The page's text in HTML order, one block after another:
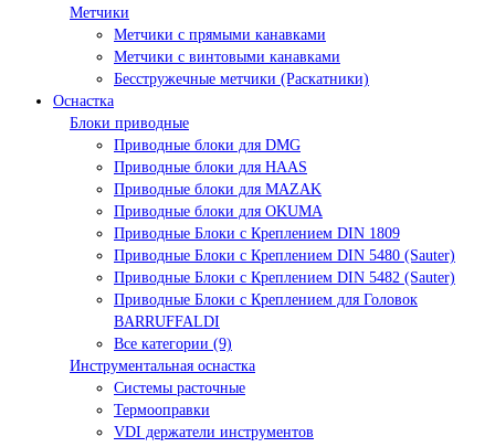
Метчики
Метчики с прямыми канавками
Метчики с винтовыми канавками
Бесстружечные метчики (Раскатники)
Оснастка
Блоки приводные
Приводные блоки для DMG
Приводные блоки для HAAS
Приводные блоки для MAZAK
Приводные блоки для OKUMA
Приводные Блоки с Креплением DIN 1809
Приводные Блоки с Креплением DIN 5480 (Sauter)
Приводные Блоки с Креплением DIN 5482 (Sauter)
Приводные Блоки с Креплением для Головок
BARRUFFALDI
Все категории (9)
Инструментальная оснастка
Системы расточные
Термооправки
VDI держатели инструментов